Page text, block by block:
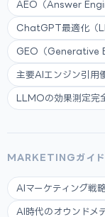
AEO（Answer
ChatGPT最適化（
GEO（Generative
主要AIエンジン引用
LLMOの効果測定完
MARKETINGガイド
AIマーケティング戦
AI時代のオウンドメ